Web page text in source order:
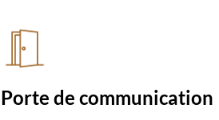
Porte de communication